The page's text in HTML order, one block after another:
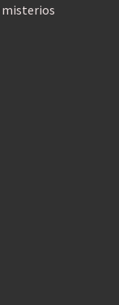
misterios